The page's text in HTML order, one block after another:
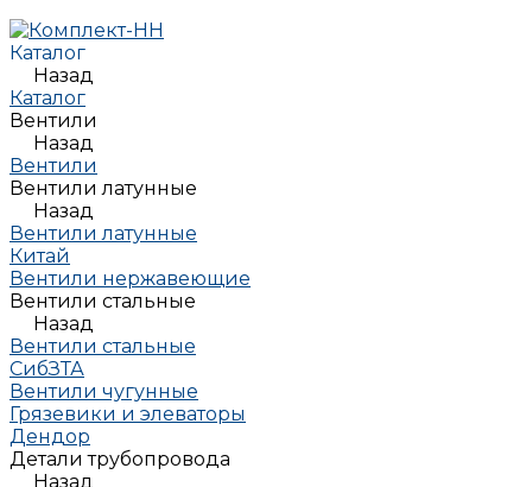
Каталог
Назад
Каталог
Вентили
Назад
Вентили
Вентили латунные
Назад
Вентили латунные
Китай
Вентили нержавеющие
Вентили стальные
Назад
Вентили стальные
СибЗТА
Вентили чугунные
Грязевики и элеваторы
Дендор
Детали трубопровода
Назад